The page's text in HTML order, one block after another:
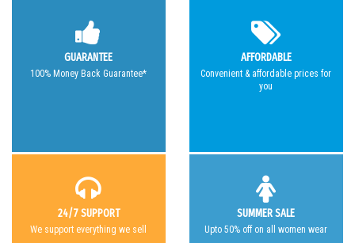
GUARANTEE
100% Money Back Guarantee*
AFFORDABLE
Convenient & affordable prices for
you
24/7 SUPPORT
We support everything we sell
SUMMER SALE
Upto 50% off on all women wear